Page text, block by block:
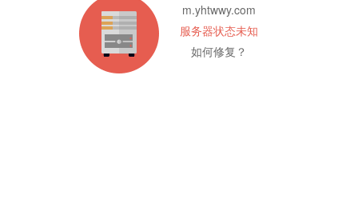
m.yhtwwy.com
服务器状态未知
如何修复？